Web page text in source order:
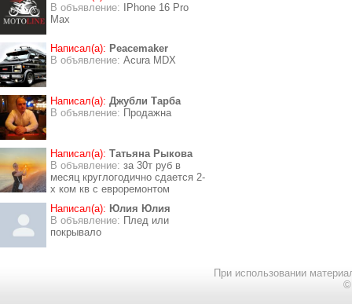
В объявление:
IPhone 16 Pro
Max
Написал(а): Peacemaker
В объявление: Acura MDX
Написал(а): Джубли Тарба
В объявление: Продажна
Написал(а): Татьяна Рыкова
В объявление: за 30т руб в
месяц круглогодично сдается 2-
х ком кв с евроремонтом
Написал(а): Юлия Юлия
В объявление: Плед или
покрывало
При использовании